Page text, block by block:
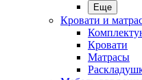
Еще
Кровати и
Кровати
Матрасы